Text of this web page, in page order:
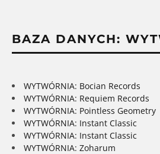
BAZA DANYCH:
WYTWÓRNIA: Bocian Records
WYTWÓRNIA: Requiem Records
WYTWÓRNIA: Pointless Geometry
WYTWÓRNIA: Instant Classic
WYTWÓRNIA: Instant Classic
WYTWÓRNIA: Zoharum